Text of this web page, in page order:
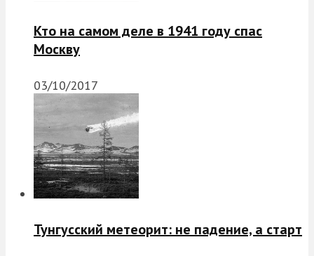
Кто на самом деле в 1941 году спас
Москву
03/10/2017
Тунгусский метеорит: не падение, а старт